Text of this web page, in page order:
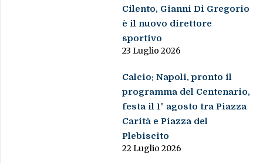
Cilento, Gianni Di Gregorio
è il nuovo direttore
sportivo
23 Luglio 2026
Calcio: Napoli, pronto il
programma del Centenario,
festa il 1° agosto tra Piazza
Carità e Piazza del
Plebiscito
22 Luglio 2026